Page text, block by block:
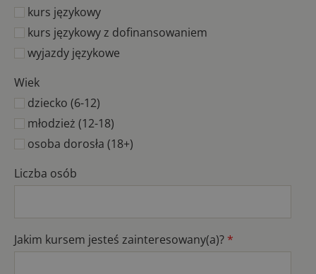
kurs językowy
kurs językowy z dofinansowaniem
wyjazdy językowe
Wiek
dziecko (6-12)
młodzież (12-18)
osoba dorosła (18+)
Liczba osób
Jakim kursem jesteś zainteresowany(a)? *